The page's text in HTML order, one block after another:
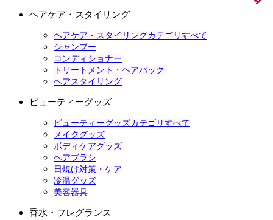
ヘアケア・スタイリング
ヘアケア・スタイリングカテゴリすべて
シャンプー
コンディショナー
トリートメント・ヘアパック
ヘアスタイリング
ビューティーグッズ
ビューティーグッズカテゴリすべて
メイクグッズ
ボディケアグッズ
ヘアブラシ
日焼け対策・ケア
冷温グッズ
美容器具
香水・フレグランス